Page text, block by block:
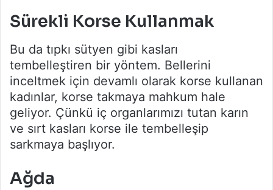
Sürekli Korse Kullanmak
Bu da tıpkı sütyen gibi kasları
tembelleştiren bir yöntem. Bellerini
inceltmek için devamlı olarak korse kullanan
kadınlar, korse takmaya mahkum hale
geliyor. Çünkü iç organlarımızı tutan karın
ve sırt kasları korse ile tembelleşip
sarkmaya başlıyor.
Ağda